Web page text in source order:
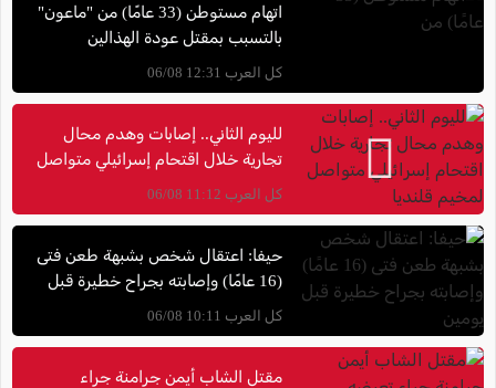
اتهام مستوطن (33 عامًا) من "ماعون"
بالتسبب بمقتل عودة الهذالين
كل العرب 12:31 06/08
لليوم الثاني.. إصابات وهدم محال
تجارية خلال اقتحام إسرائيلي متواصل
لمخيم قلنديا
كل العرب 11:12 06/08
حيفا: اعتقال شخص بشبهة طعن فتى
(16 عامًا) وإصابته بجراح خطيرة قبل
يومين
كل العرب 10:11 06/08
مقتل الشاب أيمن جرامنة جراء